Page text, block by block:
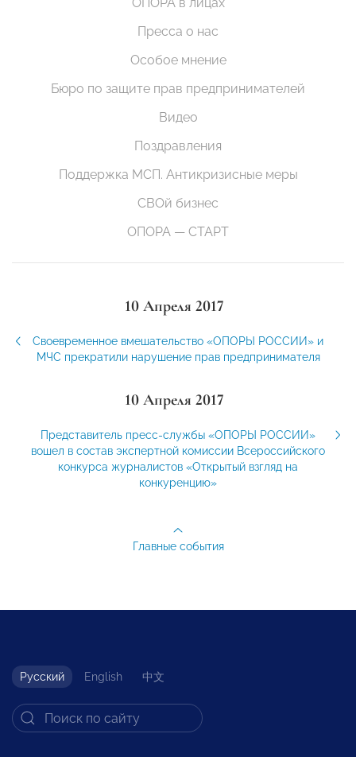
Пресса о нас
Особое мнение
Бюро по защите прав предпринимателей
Видео
Поздравления
Поддержка МСП. Антикризисные меры
СВОй бизнес
ОПОРА — СТАРТ
10 Апреля 2017
Своевременное вмешательство «ОПОРЫ РОССИИ» и
МЧС прекратили нарушение прав предпринимателя
10 Апреля 2017
Представитель пресс-службы «ОПОРЫ РОССИИ»
вошел в состав экспертной комиссии Всероссийского
конкурса журналистов «Открытый взгляд на
конкуренцию»
Главные события
Русский English 中文